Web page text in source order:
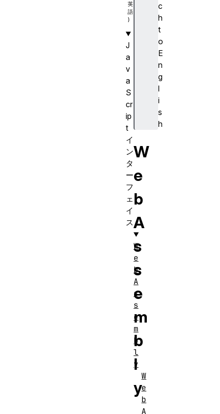
c
h
t
o
E
n
g
l
i
s
h
W
e
b
A
s
s
e
m
b
l
y
J
a
v
a
S
cr
ip
t
イ
ン
タ
ー
フ
ェ
イ
ス
W
e
b
A
s
s
e
m
b
l
y
W
e
b
A